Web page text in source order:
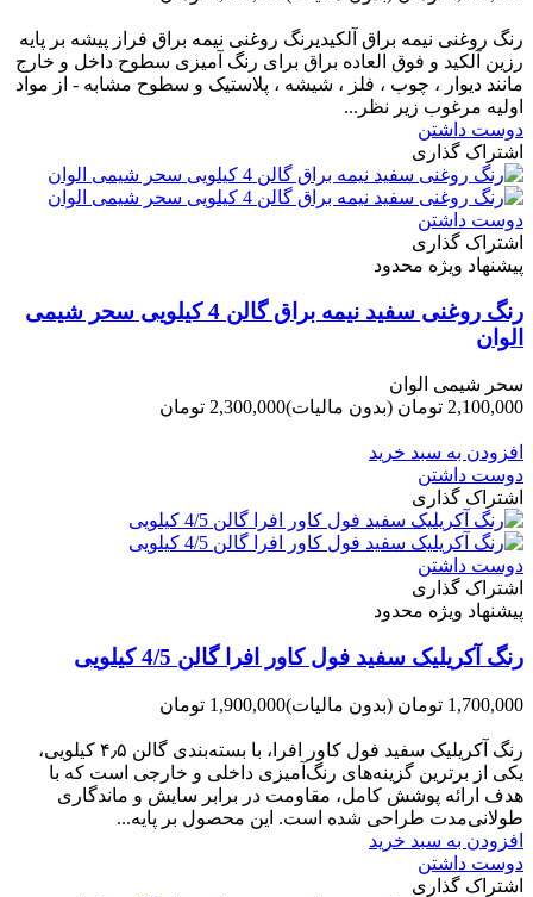
رنگ روغنی نیمه براق آلکیدیرنگ روغنی نیمه براق فراز پیشه بر پایه
رزین آلکید و فوق العاده براق برای رنگ آمیزی سطوح داخل و خارج
مانند دیوار ، چوب ، فلز ، شیشه ، پلاستیک و سطوح مشابه - از مواد
اولیه مرغوب زیر نظر...
دوست داشتن
اشتراک گذاری
دوست داشتن
اشتراک گذاری
پیشنهاد ویژه محدود
رنگ روغنی سفید نیمه براق گالن 4 کیلویی سحر شیمی
الوان
سحر شیمی الوان
2,100,000 تومان
(بدون مالیات)2,300,000 تومان
افزودن به سبد خرید
دوست داشتن
اشتراک گذاری
دوست داشتن
اشتراک گذاری
پیشنهاد ویژه محدود
رنگ آکریلیک سفید فول کاور افرا گالن 4/5 کیلویی
1,700,000 تومان (بدون مالیات)1,900,000 تومان
رنگ آکریلیک سفید فول کاور افرا، با بسته‌بندی گالن ۴٫۵ کیلویی،
یکی از برترین گزینه‌های رنگ‌آمیزی داخلی و خارجی است که با
هدف ارائه پوشش کامل، مقاومت در برابر سایش و ماندگاری
طولانی‌مدت طراحی شده است. این محصول بر پایه...
افزودن به سبد خرید
دوست داشتن
اشتراک گذاری